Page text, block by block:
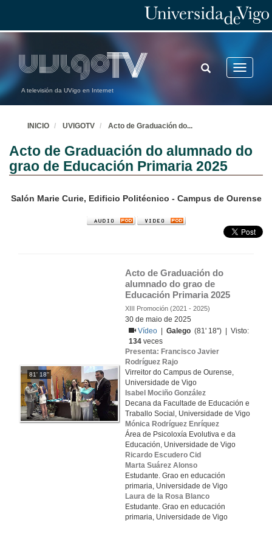
A televisión da UVigo en Internet
Toggle
TOGGLE
SEARCH
INICIO UVIGOTV Acto de Graduación do...
Acto de Graduación do alumnado do
grao de Educación Primaria 2025
Salón Marie Curie, Edificio Politécnico - Campus de Ourense
81' 18''
Acto de Graduación do
alumnado do grao de
Educación Primaria 2025
XIII Promoción (2021 - 2025)
30 de maio de 2025
Vídeo
|Galego (81' 18'') | Visto:
134 veces
Presenta: Francisco Javier
Rodríguez Rajo
Virreitor do Campus de Ourense,
Universidade de Vigo
Isabel Mociño González
Decana da Facultade de Educación e
Traballo Social, Universidade de Vigo
Mónica Rodríguez Enríquez
Área de Psicoloxía Evolutiva e da
Educación, Universidade de Vigo
Ricardo Escudero Cid
Marta Suárez Alonso
Estudante. Grao en educación
primaria, Universidade de Vigo
Laura de la Rosa Blanco
Estudante. Grao en educación
primaria, Universidade de Vigo